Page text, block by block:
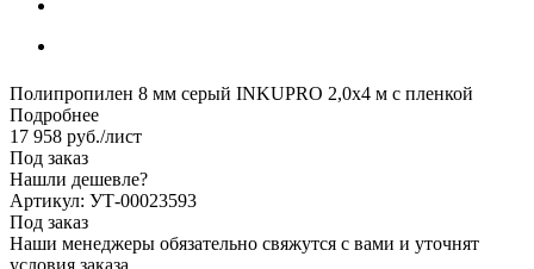
Полипропилен 8 мм серый INKUPRO 2,0х4 м с пленкой
Подробнее
17 958 руб./лист
Под заказ
Нашли дешевле?
Артикул: УТ-00023593
Под заказ
Наши менеджеры обязательно свяжутся с вами и уточнят
условия заказа